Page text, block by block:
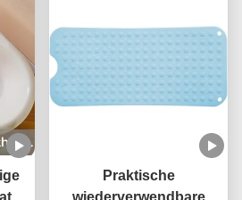
Praktische